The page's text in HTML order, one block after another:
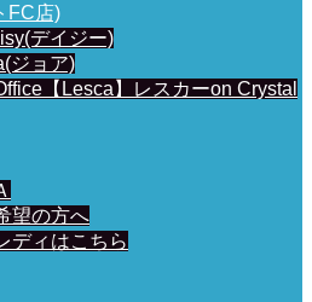
FC店)
デイジー)
ジョア)
【Lesca】レスカーon Crystal
望の方へ
ディはこちら